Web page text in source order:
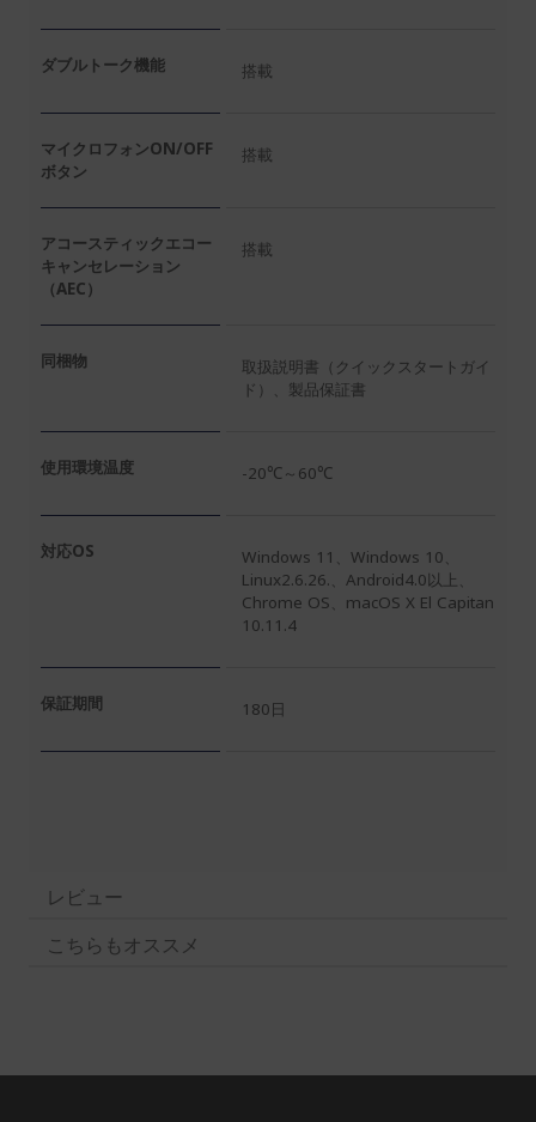
ダブルトーク機能 搭載
マイクロフォンON/OFF
ボタン
搭載
アコースティックエコー
キャンセレーション
（AEC）
搭載
同梱物
取扱説明書（クイックスタートガイ
ド）、製品保証書
使用環境温度 -20℃～60℃
対応OS
Windows 11、Windows 10、
Linux2.6.26.、Android4.0以上、
Chrome OS、macOS X El Capitan
10.11.4
保証期間 180日
レビュー
こちらもオススメ